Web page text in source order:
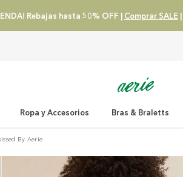
Rebajas hasta 50% OFF | Comprar SALE |
Ropa y Accesorios Bras & Braletts
By Aerie